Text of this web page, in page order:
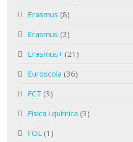
Erasmus (8)
Erasmus (3)
Erasmus+ (21)
Euroscola (36)
FCT (3)
Física i química (3)
FOL (1)